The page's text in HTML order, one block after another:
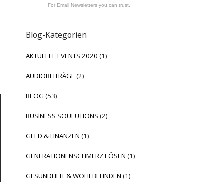
For Email Newsletters you can trust.
Blog-Kategorien
AKTUELLE EVENTS 2020 (1)
AUDIOBEITRÄGE(2)
BLOG (53)
BUSINESS SOULUTIONS (2)
GELD & FINANZEN (1)
GENERATIONENSCHMERZ LÖSEN (1)
GESUNDHEIT & WOHLBEFINDEN (1)